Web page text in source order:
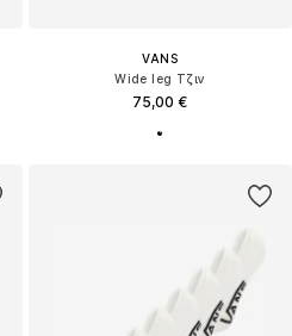
VANS
Wide leg Τζιν
75,00 €